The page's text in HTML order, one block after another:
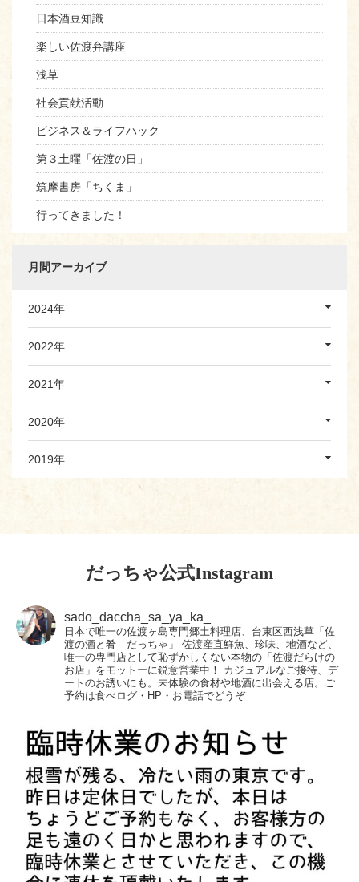
日本酒豆知識
楽しい佐渡弁講座
浅草
社会貢献活動
ビジネス＆ライフハック
第３土曜「佐渡の日」
筑摩書房「ちくま」
行ってきました！
月間アーカイブ
2024年
2022年
2021年
2020年
2019年
だっちゃ公式Instagram
sado_daccha_sa_ya_ka_
日本で唯一の佐渡ヶ島専門郷土料理店、台東区西浅草「佐
渡の酒と肴 だっちゃ」
佐渡産直鮮魚、珍味、地酒など、
唯一の専門店として恥ずかしくない本物の「佐渡だらけの
お店」をモットーに鋭意営業中！
カジュアルなご接待、デ
ートのお誘いにも。未体験の食材や地酒に出会える店。ご
予約は食べログ・HP・お電話でどうぞ